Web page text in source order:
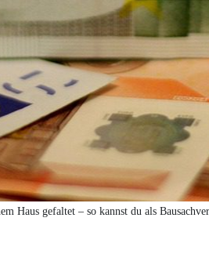
Haus gefaltet – so kannst du als